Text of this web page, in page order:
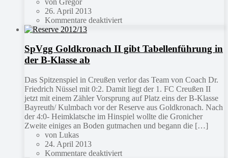
26. April 2013
Kommentare deaktiviert
SpVgg Goldkronach II gibt Tabellenführung in
der B-Klasse ab
Das Spitzenspiel in Creußen verlor das Team von Coach Dr.
Friedrich Nüssel mit 0:2. Damit liegt der 1. FC Creußen II
jetzt mit einem Zähler Vorsprung auf Platz eins der B-Klasse
Bayreuth/ Kulmbach vor der Reserve aus Goldkronach. Nach
der 4:0- Heimklatsche im Hinspiel wollte die Gronicher
Zweite einiges an Boden gutmachen und begann die […]
von Lukas
24. April 2013
Kommentare deaktiviert